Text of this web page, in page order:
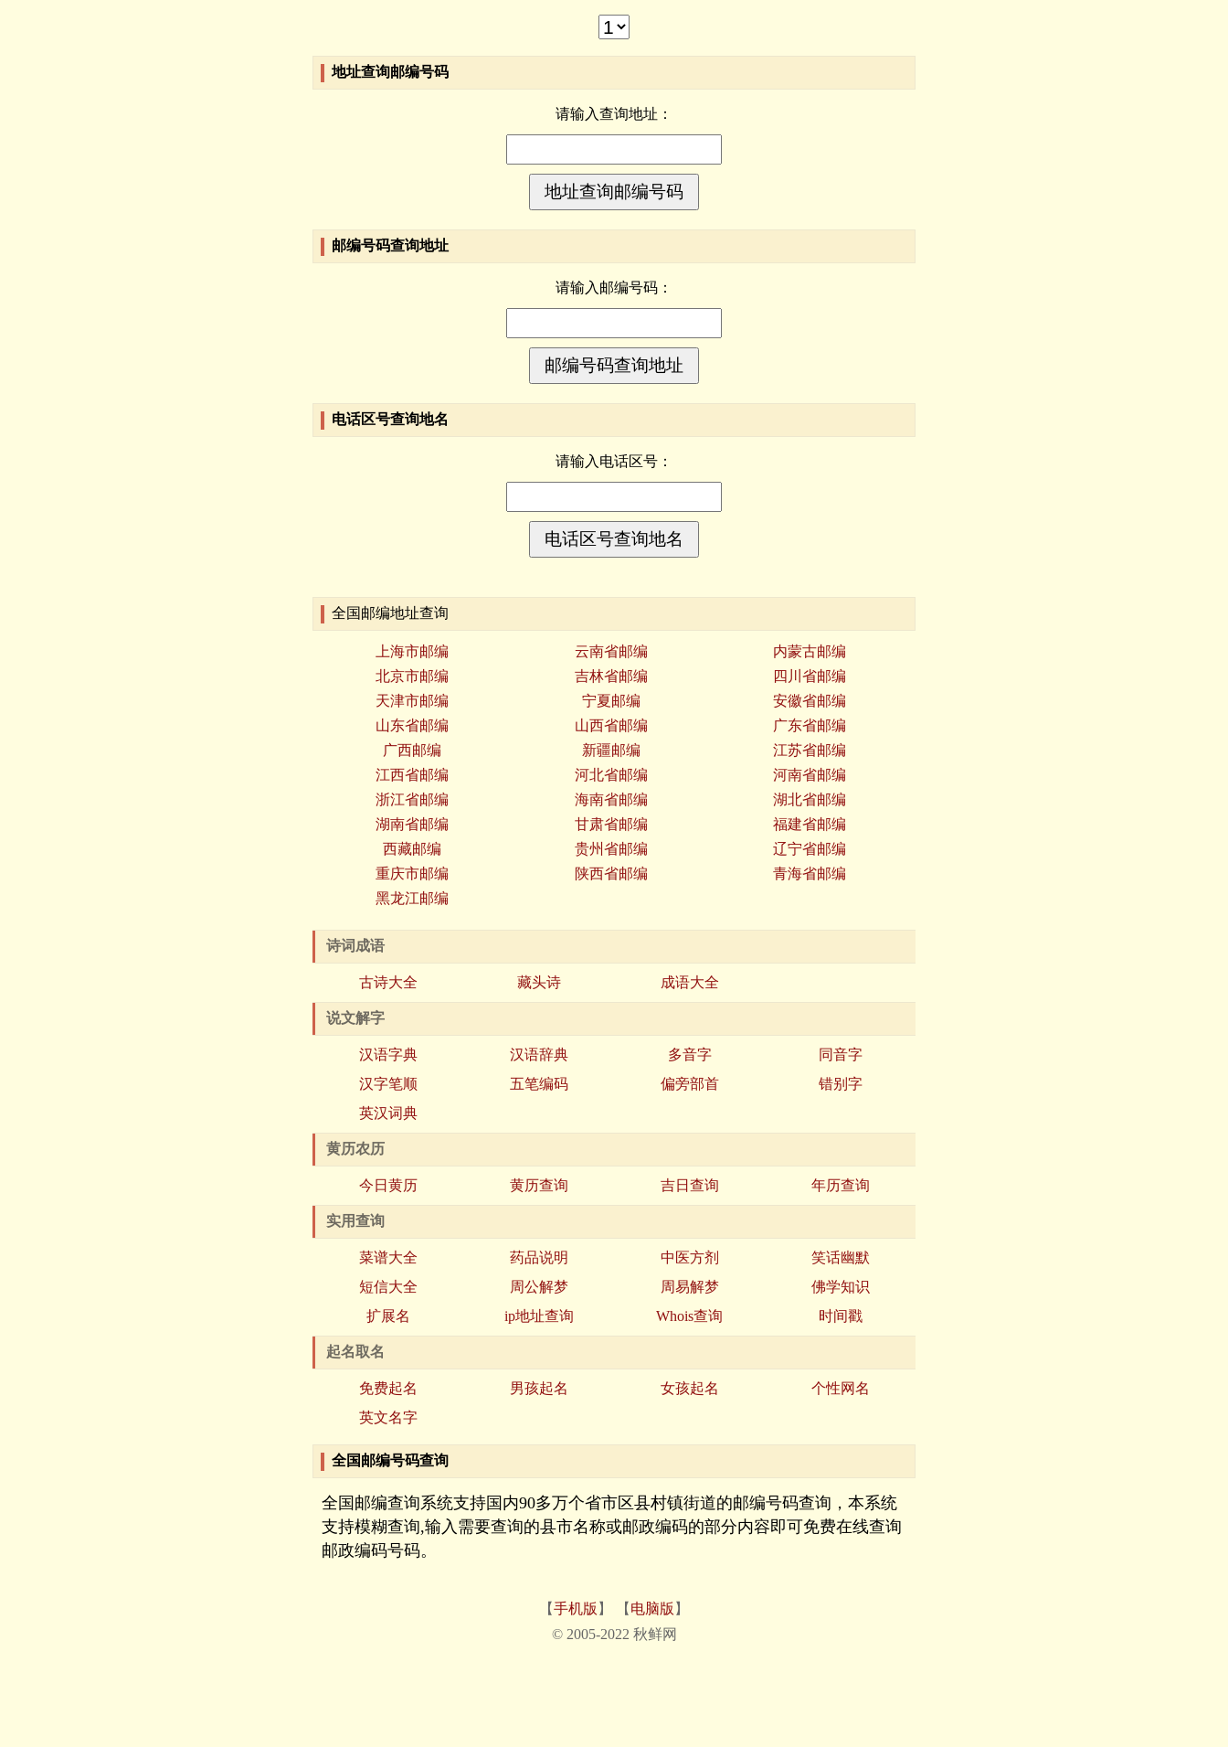
地址查询邮编号码
请输入查询地址：
邮编号码查询地址
请输入邮编号码：
电话区号查询地名
请输入电话区号：
全国邮编地址查询
上海市邮编 云南省邮编
内蒙古邮编
北京市邮编
吉林省邮编
四川省邮编
天津市邮编
宁夏邮编
安徽省邮编
山东省邮编
山西省邮编
广东省邮编
广西邮编
新疆邮编
江苏省邮编
江西省邮编
河北省邮编
河南省邮编
浙江省邮编
海南省邮编
湖北省邮编
湖南省邮编
甘肃省邮编
福建省邮编
西藏邮编
贵州省邮编
辽宁省邮编
重庆市邮编
陕西省邮编
青海省邮编
黑龙江邮编
诗词成语
古诗大全 藏头诗 成语大全
说文解字
汉语字典 汉语辞典 多音字
同音字
汉字笔顺
五笔编码 偏旁部首
错别字
英汉词典
黄历农历
今日黄历 黄历查询 吉日查询 年历查询
实用查询
菜谱大全 药品说明 中医方剂
笑话幽默
短信大全
周公解梦 周易解梦
佛学知识
扩展名
ip地址查询 Whois查询 时间戳
起名取名
免费起名 男孩起名 女孩起名
个性网名
英文名字
全国邮编号码查询
全国邮编查询系统支持国内90多万个省市区县村镇街道的邮编号码查询，本系统
支持模糊查询,输入需要查询的县市名称或邮政编码的部分内容即可免费在线查询
邮政编码号码。
【手机版 】 【 电脑版 】
© 2005-2022 秋鲜网